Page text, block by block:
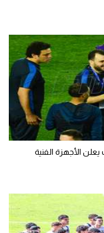
الأجهزة الفنية